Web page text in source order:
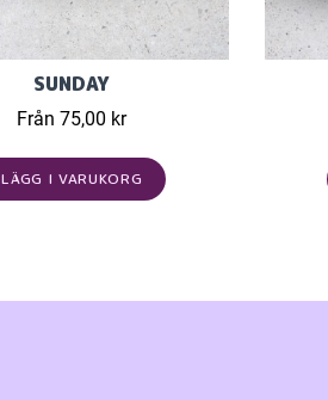
SUNDAY
Från 75,00 kr
LÄGG I VARUKORG